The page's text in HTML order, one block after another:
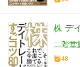
株 デ
二階堂
48